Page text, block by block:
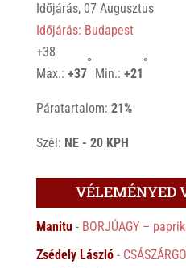
Időjárás, 07 Augusztus
Időjárás: Budapest
+38
Max.: +37
°
Min.: +21
°
Páratartalom: 21%
Szél: NE - 20 KPH
VÉLEMÉNYED
Manitu- BORJÚAGY –
Zsédely László-